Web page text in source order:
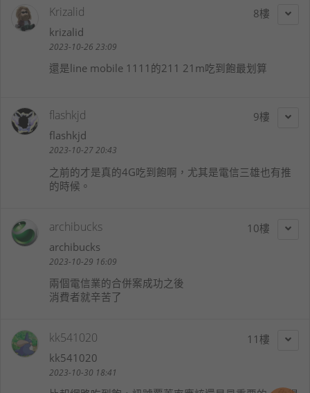
8
Krizalid
krizalid
2023-10-26 23:09
還是line mobile 1111的211 21m吃到飽最划算
9
flashkjd
flashkjd
2023-10-27 20:43
之前的才是真的4G吃到飽啊，尤其是電信三雄也有推
的時候。
10
archibucks
archibucks
2023-10-29 16:09
兩個電信業的合併案成功之後
消費者就辛苦了
11
kk541020
kk541020
2023-10-30 18:41